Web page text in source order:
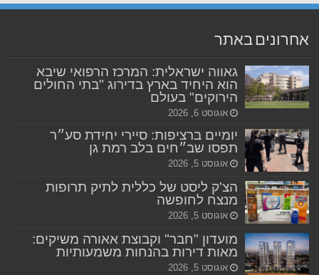
אחרונים באתר
גאווה ישראלית: המרכז הרפואי שיבא
הוא היחיד בארץ בדירוג "בתי החולים
הירוקים" בעולם
אוגוסט 6, 2026
יומיים ברציפות: סיירי יחידת סע״ר
תפסו שב״חים בלב רמת גן
אוגוסט 5, 2026
הצ'ק ליסט של כללית לתיק תרופות
מנצח לחופשה
אוגוסט 5, 2026
מועדון "חבר" וקבוצת אאורה משיקים:
מאות דירות בהנחות משמעותיות
אוגוסט 5, 2026